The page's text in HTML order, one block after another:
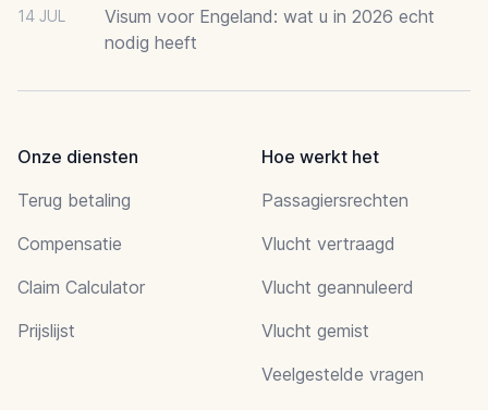
14 JUL
Visum voor Engeland: wat u in 2026 echt
nodig heeft
Onze diensten
Terug betaling
Compensatie
Claim Calculator
Prijslijst
Hoe werkt het
Passagiersrechten
Vlucht vertraagd
Vlucht geannuleerd
Vlucht gemist
Veelgestelde vragen